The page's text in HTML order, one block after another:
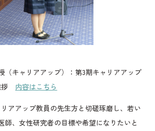
（キャリアアップ）：第3期キャリアアップ
内容はこちら
リアアップ教員の先生方と切磋琢磨し、若い
師、女性研究者の目標や希望になりたいと